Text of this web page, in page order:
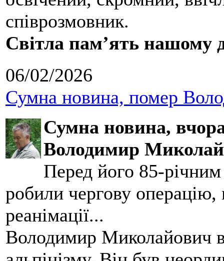
співрозмовник.
Світла пам’ять нашому
06/02/2026
Сумна новина, помер
Сумна новина,
Володимир
Перед його 85-
робили чергову операцію,
реанімації...
Володимир Миколайович